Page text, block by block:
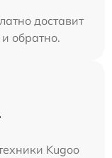
доставит
обратно.
Kugoo